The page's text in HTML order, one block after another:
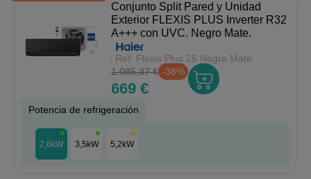
Conjunto Split Pared y Unidad
Exterior FLEXIS PLUS Inverter R32
A+++ con UVC. Negro Mate.
Ref: Flexis Plus 25 Negra Mate
1.085,37 € -38%
669 €
Potencia de refrigeración
2,6kW 3,5kW 5,2kW